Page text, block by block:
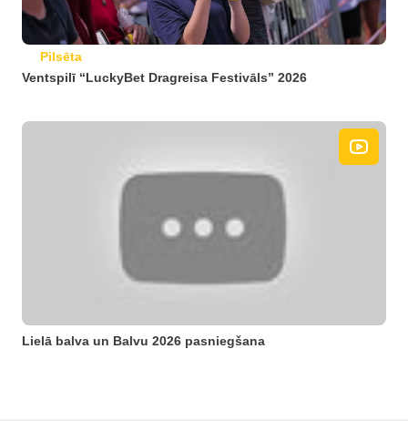
Pilsēta
Ventspilī “LuckyBet Dragreisa Festivāls” 2026
Lielā balva un Balvu 2026 pasniegšana